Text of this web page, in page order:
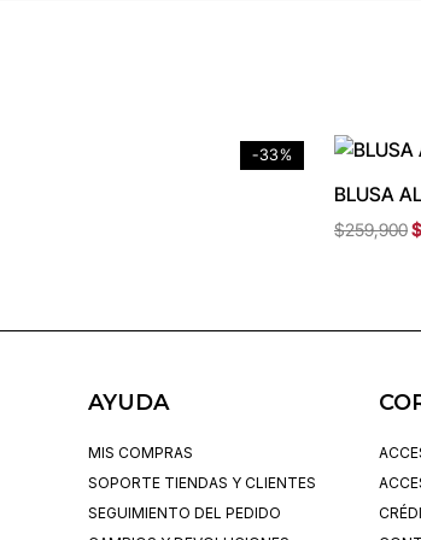
-33%
BLUSA
$259,900$
AYUDA
MIS COMPRAS
SOPORTE TIENDAS Y CLIENTES
SEGUIMIENTO DEL PEDIDO